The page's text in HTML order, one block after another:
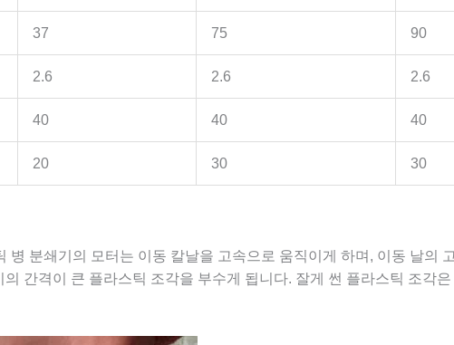
37 75 90
2.6 2.6 2.6
40 40 40
20 30 30
분쇄기의 모터는 이동 칼날을 고속으로 움직이게 하며, 이동 날의
간격이 큰 플라스틱 조각을 부수게 됩니다. 잘게 썬 플라스틱 조각